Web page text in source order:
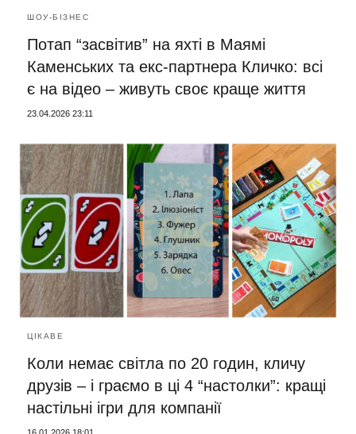
ШОУ-БІЗНЕС
Потап “засвітив” на яхті в Маямі
Каменських та екс-партнера Кличко: всі
є на відео – живуть своє краще життя
23.04.2026 23:11
ЦІКАВЕ
Коли немає світла по 20 годин, кличу
друзів – і граємо в ці 4 “настолки”: кращі
настільні ігри для компанії